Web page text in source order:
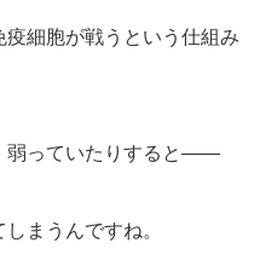
疫細胞が戦う という仕組み
弱っていたりすると——
まうんですね。